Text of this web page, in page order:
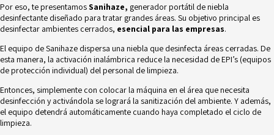
Por eso, te presentamosSanihaze, generador portátil de niebla
desinfectante diseñado para tratar grandes áreas. Su objetivo principal es
desinfectar ambientes cerrados, esencial para las empresas.
El equipo de Sanihaze dispersa una niebla que desinfecta áreas cerradas. De
esta manera, la activación inalámbrica reduce la necesidad de EPI’s (equipos
de protección individual) del personal de limpieza.
Entonces, simplemente con colocar la máquina en el área que necesita
desinfección y activándola se logrará la sanitización del ambiente. Y además,
el equipo detendrá automáticamente cuando haya completado el ciclo de
limpieza.